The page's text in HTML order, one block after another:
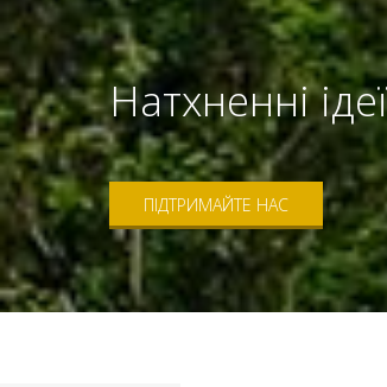
Натхненні
ПІДТРИМАЙТЕ НАС